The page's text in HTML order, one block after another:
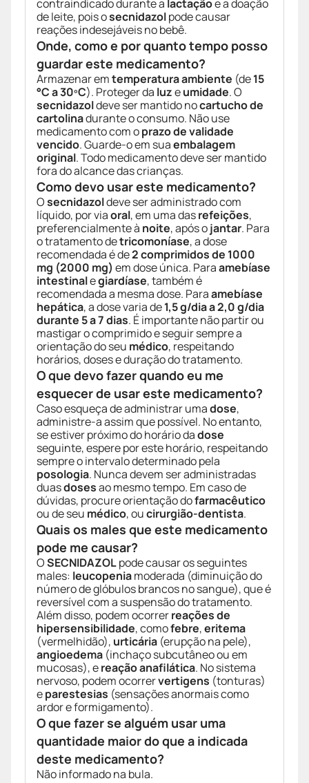
contraindicado durante a lactaçãoe a doação
de leite, pois osecnidazolpode causar
reações indesejáveis no bebê.
Onde, como e por quanto tempo posso
guardar este medicamento?
Armazenar emtemperatura ambiente (de15
°C a 30ºC). Proteger da luzeumidade. O
secnidazoldeve ser mantido nocartucho de
cartolinadurante o consumo. Não use
medicamento com oprazo de validade
vencido. Guarde-o em suaembalagem
original. Todo medicamento deve ser mantido
fora do alcance das crianças.
Como devo usar este medicamento?
Osecnidazoldeve ser administrado com
líquido, por viaoral, em uma dasrefeições,
preferencialmente à noite, após ojantar. Para
o tratamento detricomoníase, a dose
recomendada é de2 comprimidos de 1000
mg (2000 mg) em dose única. Paraamebíase
intestinalegiardíase, também é
recomendada a mesma dose. Paraamebíase
hepática, a dose varia de1,5 g/dia a 2,0 g/dia
durante 5 a 7 dias. É importante não partir ou
mastigar o comprimido e seguir sempre a
orientação do seu médico, respeitando
horários, doses e duração do tratamento.
O que devo fazer quando eu me
esquecer de usar este medicamento?
Caso esqueça de administrar umadose,
administre-a assim que possível. No entanto,
se estiver próximo do horário dadose
seguinte, espere por este horário, respeitando
sempre o intervalo determinado pela
posologia. Nunca devem ser administradas
duasdosesao mesmo tempo. Em caso de
dúvidas, procure orientação dofarmacêutico
ou de seu médico, oucirurgião-dentista.
Quais os males que este medicamento
pode me causar?
OSECNIDAZOLpode causar os seguintes
males: leucopeniamoderada (diminuição do
número de glóbulos brancos no sangue), que é
reversível com a suspensão do tratamento.
Além disso, podem ocorrerreações de
hipersensibilidade, comofebre,eritema
(vermelhidão), urticária (erupção na pele),
angioedema (inchaço subcutâneo ou em
mucosas), ereação anafilática. No sistema
nervoso, podem ocorrervertigens (tonturas)
eparestesias (sensações anormais como
ardor e formigamento).
O que fazer se alguém usar uma
quantidade maior do que a indicada
deste medicamento?
Não informado na bula.